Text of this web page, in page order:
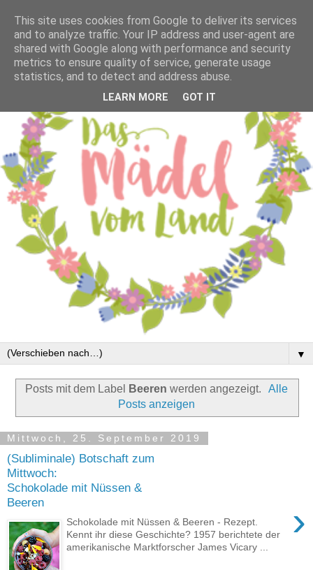
▼
Posts mit dem Label Beeren werden angezeigt.
Alle
Posts anzeigen
Mittwoch, 25. September 2019
(Subliminale) Botschaft zum
Mittwoch:
Schokolade mit Nüssen &
Beeren
›
Schokolade mit Nüssen & Beeren - Rezept.
Kennt ihr diese Geschichte? 1957 berichtete der
amerikanische Marktforscher James Vicary ...
This site uses cookies from Google to deliver its services
and to analyze traffic. Your IP address and user-agent are
shared with Google along with performance and security
metrics to ensure quality of service, generate usage
statistics, and to detect and address abuse.
LEARN MORE GOT IT